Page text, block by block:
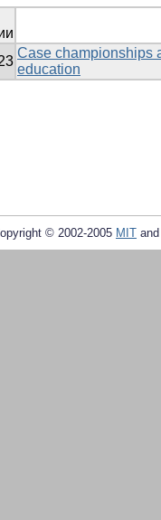
Case championships
education
© 2002-2005 MIT